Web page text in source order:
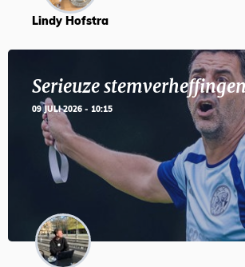
Lindy Hofstra
Serieuze
09 JULI 2026 - 10:15